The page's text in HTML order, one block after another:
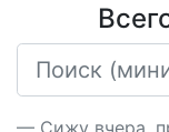
— Сижу вчера,